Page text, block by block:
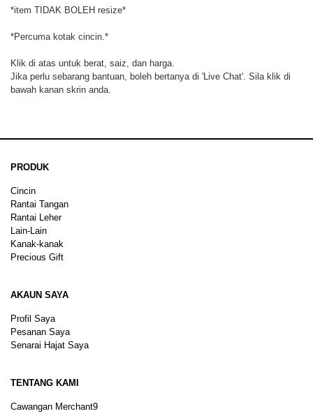
*item TIDAK BOLEH resize*
*Percuma kotak cincin.*
Klik di atas untuk berat, saiz, dan harga.
Jika perlu sebarang bantuan, boleh bertanya di 'Live Chat'. Sila klik di
bawah kanan skrin anda.
PRODUK
Cincin
Rantai Tangan
Rantai Leher
Lain-Lain
Kanak-kanak
Precious Gift
AKAUN SAYA
Profil Saya
Pesanan Saya
Senarai Hajat Saya
TENTANG KAMI
Cawangan Merchant9